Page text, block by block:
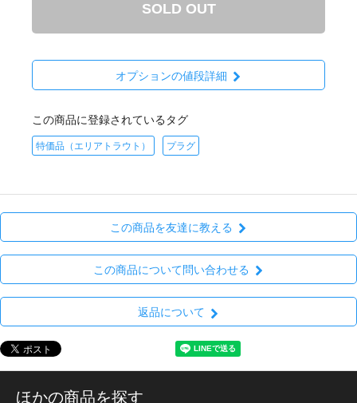
SOLD OUT
オプションの値段詳細
この商品に登録されているタグ
特価品（エリアトラウト） プラグ
この商品を友達に教える
この商品について問い合わせる
返品について
ほかの商品を探す